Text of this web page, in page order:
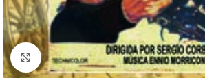
Clic para ampliar